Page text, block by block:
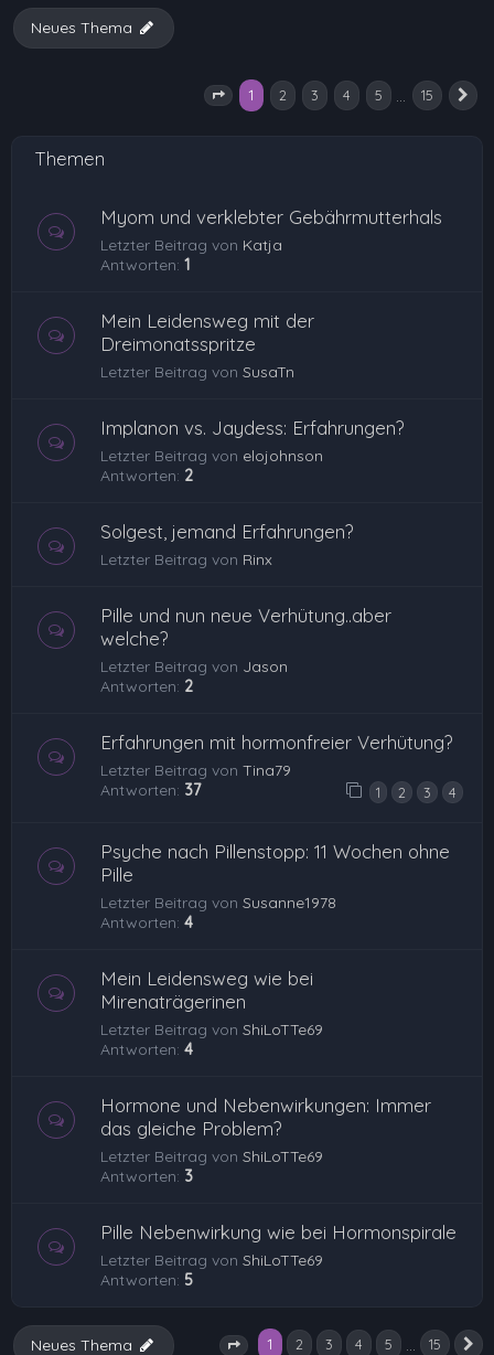
Neues Thema
Seite von 15
1 2 3 4 5 … 15
Themen
Myom und verklebter Gebährmutterhals
Letzter Beitrag von Katja
Antworten: 1
Mein Leidensweg mit der
Dreimonatsspritze
Letzter Beitrag von SusaTn
Implanon vs. Jaydess: Erfahrungen?
Letzter Beitrag von elojohnson
Antworten: 2
Solgest, jemand Erfahrungen?
Letzter Beitrag von Rinx
Pille und nun neue Verhütung..aber
welche?
Letzter Beitrag von Jason
Antworten: 2
Erfahrungen mit hormonfreier Verhütung?
Letzter Beitrag von Tina79
Antworten: 37 1 2 3 4
Psyche nach Pillenstopp: 11 Wochen ohne
Pille
Letzter Beitrag von Susanne1978
Antworten: 4
Mein Leidensweg wie bei
Mirenaträgerinen
Letzter Beitrag von ShiLoTTe69
Antworten: 4
Hormone und Nebenwirkungen: Immer
das gleiche Problem?
Letzter Beitrag von ShiLoTTe69
Antworten: 3
Pille Nebenwirkung wie bei Hormonspirale
Letzter Beitrag von ShiLoTTe69
Antworten: 5
Seite 1 von 15
1 2 3 4 5 … 15
Neues Thema